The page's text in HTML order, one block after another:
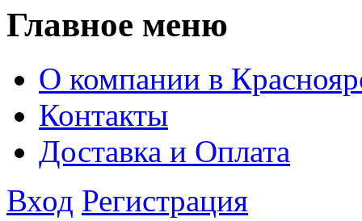
Главное меню
О компании в
Контакты
Доставка и Оплата
Вход Регистрация